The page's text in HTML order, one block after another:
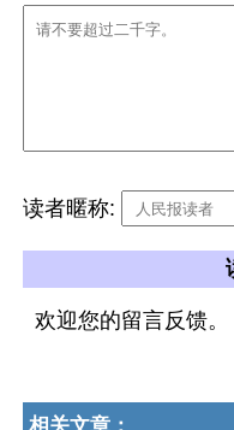
读者暱称:
欢迎您的留言反馈。